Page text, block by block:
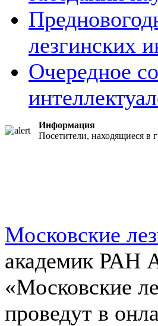
лезгинских
Очередное
Информация
Посетители, находящиеся в
Московские
академик РАН
«Московские
проведут в